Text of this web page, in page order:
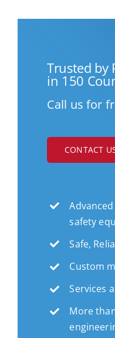
Trusted by
in 150
Call us for
CONTACT
safety
Safe,
Custom
Services
More